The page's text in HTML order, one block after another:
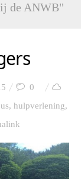
de ANWB"
0
, hulpverlening,